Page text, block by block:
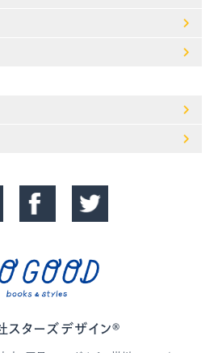
スターズデザイン®